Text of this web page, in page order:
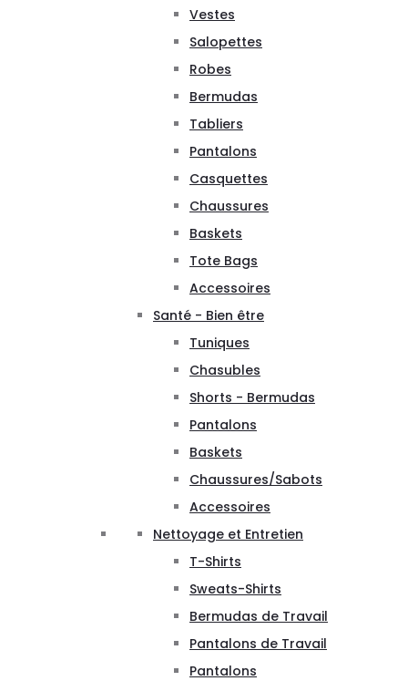
Vestes
Salopettes
Robes
Bermudas
Tabliers
Pantalons
Casquettes
Chaussures
Baskets
Tote Bags
Accessoires
Santé - Bien être
Tuniques
Chasubles
Shorts - Bermudas
Pantalons
Baskets
Chaussures/Sabots
Accessoires
Nettoyage et Entretien
T-Shirts
Sweats-Shirts
Bermudas de Travail
Pantalons de Travail
Pantalons